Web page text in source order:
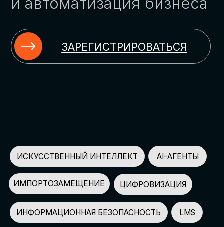
ИСКУССТВЕННЫЙ ИНТЕЛЛЕКТ
НЕЙРОСЕТИ ДЛЯ БИЗНЕСА
КЭДО
ЦИФРОВИЗАЦИЯ
АВТОМАТИЗАЦИЯ HR
АВТОМАТИЗАЦИЯ МАРКЕТИНГА И ПРОДАЖ
AI-АССИСТЕНТЫ
ЧАТ-БОТЫ
ИМПОРТОЗАМЕЩЕНИЕ